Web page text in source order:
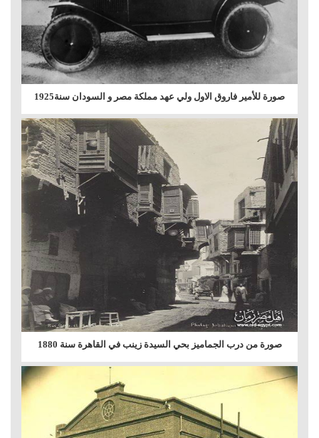
صورة للأمير فاروق الاول ولي عهد مملكة مصر و السودان سنة1925
صورة من درب الجماميز بحي السيدة زينب في القاهرة سنة 1880